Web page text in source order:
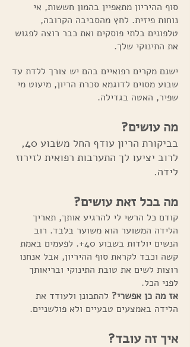
סוף ההיריון מתאפיין בהמון חששות, אי
נוחות פיזית. לחץ מהסביבה הקרובה,
טלפונים בלתי פוסקים ואת כבר רוצה לפגוש
את התינוקי שלך.
ישנם מקרים רפואיים בהם יש צורך ללדת עד
שבוע מסוים לדוגמא סכרת הריון, מיעוט מי
שפיר, האטה בגדילה.
מה עושים?
בביקורת הריון עודף החל משבוע 40,
לרוב יציעו לך התערבות רפואית לזירוז
לידה.
מה בכל זאת עושים?
קודם כל הרשי לי להרגיע אותך, תאריך
הלידה המשוער הוא משוער בלבד. רוב
הנשים יולדות בשבוע 40+. לפעמים באמת
קשה וכבד לקראת סוף ההיריון, אבל אנחנו
רוצות לשים את טובת התינוקי ובריאותך
לפני הכל.
אז מה כן אפשרי? להתכונן ולעודד את
הלידה באמצעים טבעיים ולא פולשניים.
איך זה עובד?